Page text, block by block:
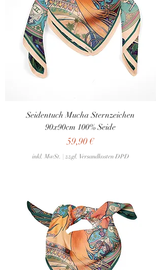
Seidentuch Mucha Sternzeichen
90x90cm 100% Seide
Preis
59,90 €
inkl. MwSt. zzgl. Versandkosten DPD